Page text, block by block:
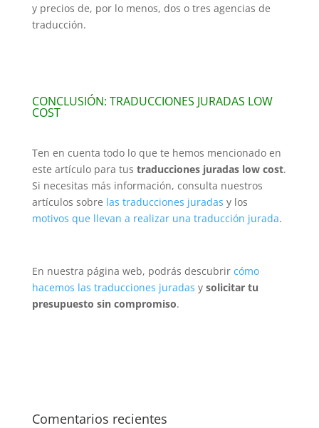
y precios de, por lo menos, dos o tres agencias de
traducción.
CONCLUSIÓN: TRADUCCIONES JURADAS LOW
COST
Ten en cuenta todo lo que te hemos mencionado en
este artículo para tus traducciones juradas low cost.
Si necesitas más información, consulta nuestros
artículos sobre las traducciones juradas y los
motivos que llevan a realizar una traducción jurada.
En nuestra página web, podrás descubrir cómo
hacemos las traducciones juradas y solicitar tu
presupuesto sin compromiso.
Comentarios recientes